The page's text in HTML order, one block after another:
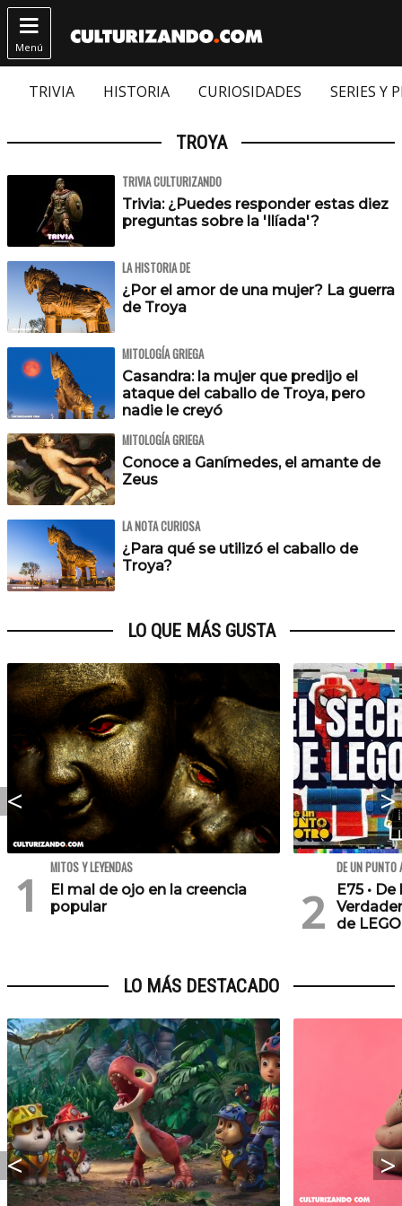

Menú
TRIVIA HISTORIA CURIOSIDADES SERIES Y
TROYA
TRIVIA CULTURIZANDO
Trivia: ¿Puedes responder estas diez
preguntas sobre la 'Ilíada'?
LA HISTORIA DE
¿Por el amor de una mujer? La guerra
de Troya
MITOLOGÍA GRIEGA
Casandra: la mujer que predijo el
ataque del caballo de Troya, pero
nadie le creyó
MITOLOGÍA GRIEGA
Conoce a Ganímedes, el amante de
Zeus
LA NOTA CURIOSA
¿Para qué se utilizó el caballo de
Troya?
LO QUE MÁS GUSTA
MITOS Y LEYENDAS
El mal de ojo en la creencia
popular
DE UN PUNTO
E75 •
de
LO MÁS DESTACADO